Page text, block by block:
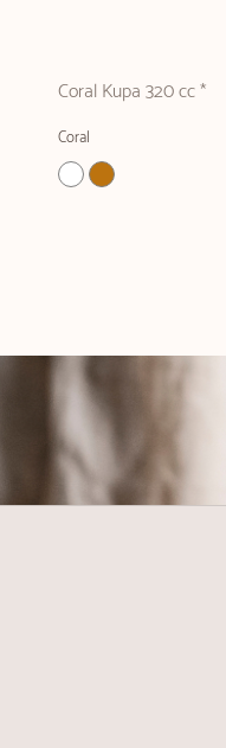
Coral Kupa 320 cc *
Coral